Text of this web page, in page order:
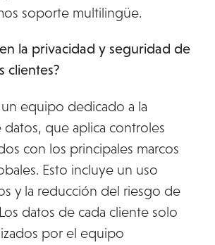
soporte multilingüe.
la privacidad y seguridad de
clientes?
equipo dedicado a la
que aplica controles
con los principales marcos
Esto incluye un uso
y la reducción del riesgo de
datos de cada cliente solo
por el equipo